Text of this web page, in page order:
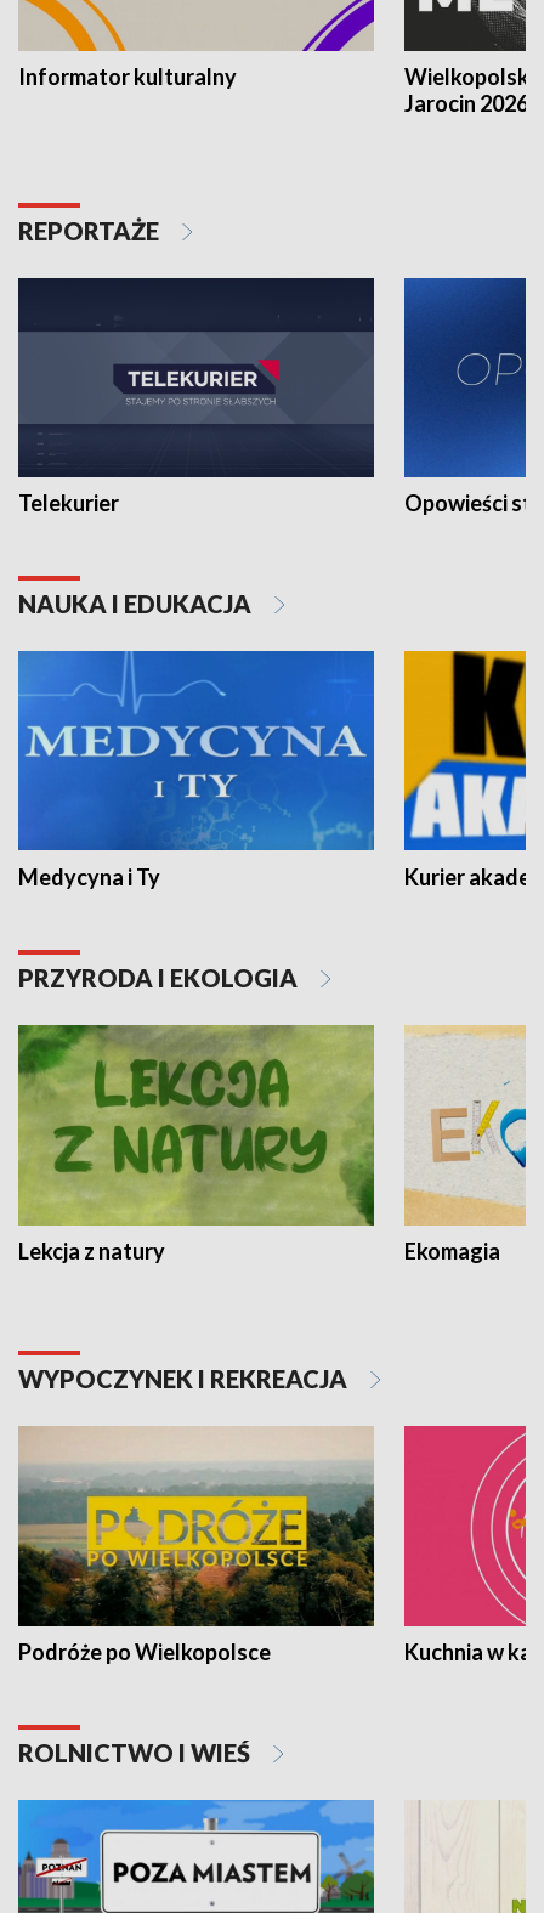
Informator kulturalny
Jarocin 2026
REPORTAŻE
Telekurier Opowieści
NAUKA I EDUKACJA
Medycyna i Ty Kurier
PRZYRODA I EKOLOGIA
Lekcja z natury Ekomagia
WYPOCZYNEK I REKREACJA
Podróże po Wielkopolsce Kuchnia w
ROLNICTWO I WIEŚ